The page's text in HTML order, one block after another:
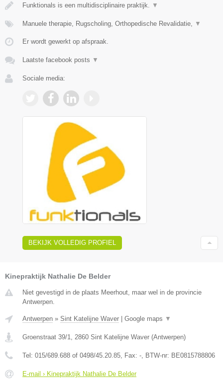
Funktionals is een multidisciplinaire praktijk. ▼
Manuele therapie, Rugscholing, Orthopedische Revalidatie, ▼
Er wordt gewerkt op afspraak.
Laatste facebook posts ▼
Sociale media:
BEKIJK VOLLEDIG PROFIEL
Kinepraktijk Nathalie De Belder
Niet gevestigd in de plaats Meerhout, maar wel in de provincie
Antwerpen.
Antwerpen » Sint Katelijne Waver Google maps ▼
Groenstraat 39/1, 2860 Sint Katelijne Waver (Antwerpen)
Tel: 015/689.688 of 0498/45.20.85, Fax: -, BTW-nr: BE0815788806
E-mail › Kinepraktijk Nathalie De Belder